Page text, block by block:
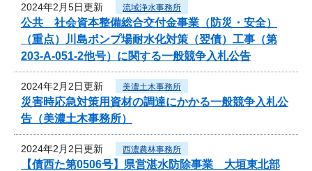
2024年2月5日更新 流域浄水事務所
公共 社会資本整備総合交付金事業（防災・安全）
（重点）川島ポンプ場耐水化対策（翌債）工事（第
203-A-051-2他号）に関する一般競争入札公告
2024年2月2日更新 美濃土木事務所
災害時応急対策用資材の調達にかかる一般競争入札公
告（美濃土木事務所）
2024年2月2日更新 西濃農林事務所
【債西た第0506号】県営湛水防除事業 大垣東北部